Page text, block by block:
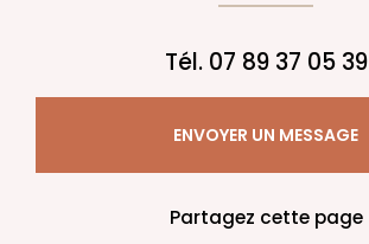
Tél. 07 89 37 05 39
ENVOYER UN MESSAGE
Partagez cette page